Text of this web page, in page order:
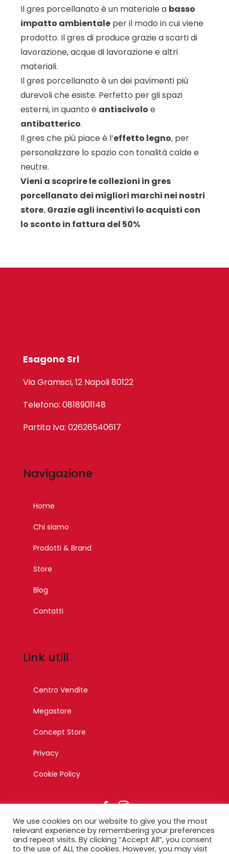
Il gres porcellanato è un materiale a basso
impatto ambientale per il modo in cui viene
prodotto. Il gres di produce grazie a scarti di
lavorazione, acque di lavorazione e altri
materiali.
Il gres porcellanato è un dei pavimenti più
durevoli che esiste. Perfetto per gli spazi
esterni, in quanto è antiscivolo e
antibatterico.
Il gres che più piace è l’effetto legno, per
personalizzare lo spazio con tonalità calde e
neutre.
Vieni a scoprire le collezioni in gres
porcellanato dei migliori marchi nei nostri
store. Grazie agli incentivi lo acquisti con
lo sconto in fattura del 50%
Esagono Srl
Via Gramsci, 12 Napoli 80122
Telefono: 0818901148
Partita Iva: 02626540617
Navigazione
Home
Chi siamo
Prodotti & Brand
Store
Blog
Contatti
Link utili
Centro Vendite
Megastore
Concept Store
Privacy
Cookie Policy
© Copyright 2023 – Esagono Srl – Tutti i diritti riservati –
We use cookies on our website to give you the most
relevant experience by remembering your preferences
and repeat visits. By clicking “Accept All”, you consent
to the use of ALL the cookies. However, you may visit